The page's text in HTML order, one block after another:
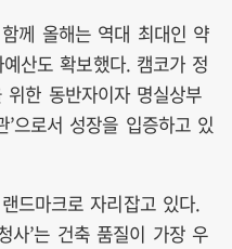
께 올해는 역대 최대인 약
산도 확보했다. 캠코가 정
한 동반자이자 명실상부
으로서 성장을 입증하고 있
드마크로 자리잡고 있다.
사’는 건축 품질이 가장 우